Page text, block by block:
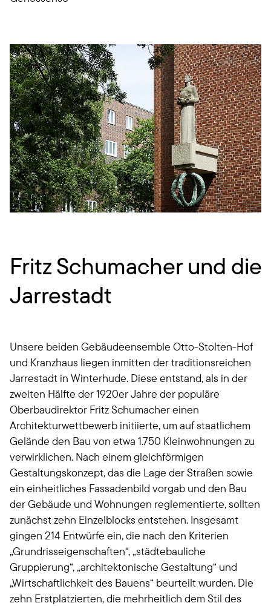
Fritz Schumacher und die
Jarrestadt
Unsere beiden Gebäudeensemble Otto-Stolten-Hof
und Kranzhaus liegen inmitten der traditionsreichen
Jarrestadt in Winterhude. Diese entstand, als in der
zweiten Hälfte der 1920er Jahre der populäre
Oberbaudirektor Fritz Schumacher einen
Architekturwettbewerb initiierte, um auf staatlichem
Gelände den Bau von etwa 1.750 Kleinwohnungen zu
verwirklichen. Nach einem gleichförmigen
Gestaltungskonzept, das die Lage der Straßen sowie
ein einheitliches Fassadenbild vorgab und den Bau
der Gebäude und Wohnungen reglementierte, sollten
zunächst zehn Einzelblocks entstehen. Insgesamt
gingen 214 Entwürfe ein, die nach den Kriterien
„Grundrisseigenschaften“, „städtebauliche
Gruppierung“, „architektonische Gestaltung“ und
„Wirtschaftlichkeit des Bauens“ beurteilt wurden. Die
zehn Erstplatzierten, die mehrheitlich dem Stil des